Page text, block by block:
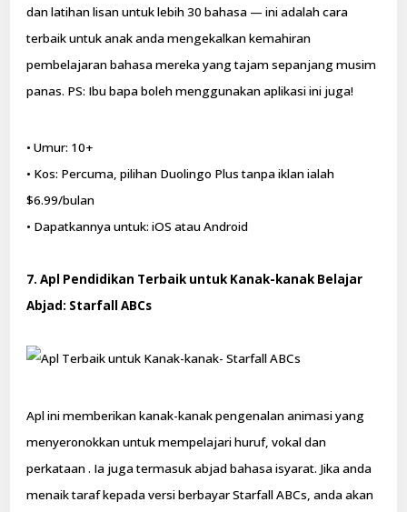
dan latihan lisan untuk lebih 30 bahasa — ini adalah cara
terbaik untuk anak anda mengekalkan kemahiran
pembelajaran bahasa mereka yang tajam sepanjang musim
panas. PS: Ibu bapa boleh menggunakan aplikasi ini juga!
• Umur: 10+
• Kos: Percuma, pilihan Duolingo Plus tanpa iklan ialah
$6.99/bulan
• Dapatkannya untuk: iOS atau Android
7. Apl Pendidikan Terbaik untuk Kanak-kanak Belajar
Abjad: Starfall ABCs
Apl ini memberikan kanak-kanak pengenalan animasi yang
menyeronokkan untuk mempelajari huruf, vokal dan
perkataan . Ia juga termasuk abjad bahasa isyarat. Jika anda
menaik taraf kepada versi berbayar Starfall ABCs, anda akan